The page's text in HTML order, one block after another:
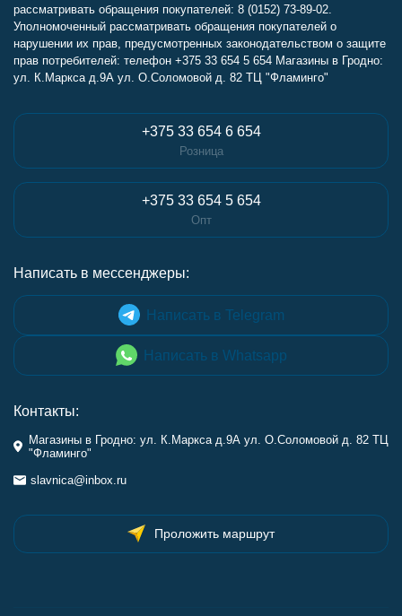
рассматривать обращения покупателей: 8 (0152) 73-89-02.
Уполномоченный рассматривать обращения покупателей о
нарушении их прав, предусмотренных законодательством о защите
прав потребителей: телефон +375 33 654 5 654 Магазины в Гродно:
ул. К.Маркса д.9А ул. О.Соломовой д. 82 ТЦ "Фламинго"
+375 33 654 6 654
Розница
+375 33 654 5 654
Опт
Написать в мессенджеры:
Написать в Telegram
Написать в Whatsapp
Контакты:
Магазины в Гродно: ул. К.Маркса д.9А ул. О.Соломовой д. 82 ТЦ
"Фламинго"
slavnica@inbox.ru
Проложить маршрут